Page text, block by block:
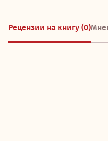
Рецензии на книгу (0)